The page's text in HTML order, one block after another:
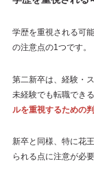
学歴を重視される可
の注意点の1つです。
第二新卒は、経験・
未経験でも転職でき
ルを重視するための
新卒と同様、特に花
られる点に注意が必要